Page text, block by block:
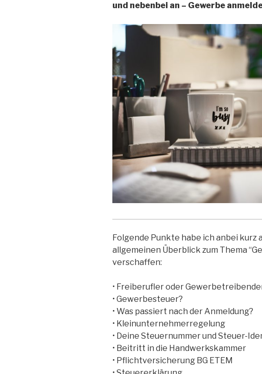
und nebenbei an – Gewerbe
Folgende Punkte habe ich anbei kurz
allgemeinen Überblick zum Thema
verschaffen:
• Freiberufler oder
• Gewerbesteuer?
• Was passiert nach der Anmeldung?
• Kleinunternehmerregelung
• Deine Steuernummer und Steuer-
• Beitritt in die Handwerkskammer
• Pflichtversicherung BG ETEM